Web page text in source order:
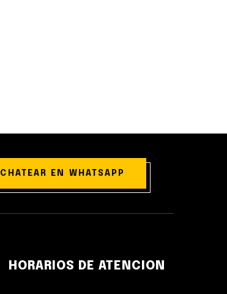
CHATEAR EN WHATSAPP
HORARIOS DE ATENCION